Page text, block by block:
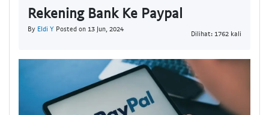
Rekening Bank Ke Paypal
By Eldi Y Posted on 13 Jun, 2024
Dilihat: 1762 kali